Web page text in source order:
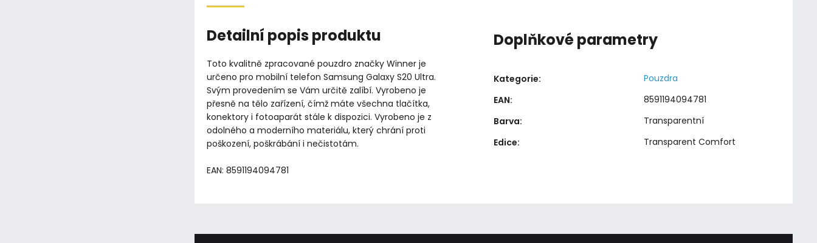
Detailní popis produktu
Toto kvalitně zpracované pouzdro značky Winner je
určeno pro mobilní telefon Samsung Galaxy S20 Ultra.
Svým provedením se Vám určitě zalíbí. Vyrobeno je
přesně na tělo zařízení, čímž máte všechna tlačítka,
konektory i fotoaparát stále k dispozici. Vyrobeno je z
odolného a moderního materiálu, který chrání proti
poškození, poškrábání i nečistotám.
EAN: 8591194094781
Doplňkové parametry
Kategorie:
Pouzdra
EAN:
8591194094781
Barva:
Transparentní
Edice: Transparent Comfort